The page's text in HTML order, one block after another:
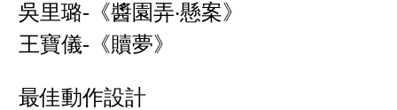
吳里璐-《醬園弄‧懸案》
王寶儀-《贖夢》
最佳動作設計